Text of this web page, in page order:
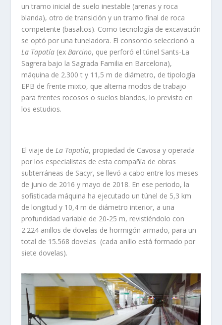
un tramo inicial de suelo inestable (arenas y roca
blanda), otro de transición y un tramo final de roca
competente (basaltos). Como tecnología de excavación
se optó por una tuneladora. El consorcio seleccionó a
La Tapatía(ex Barcino, que perforó el túnel Sants-La
Sagrera bajo la Sagrada Familia en Barcelona),
máquina de 2.300 t y 11,5 m de diámetro, de tipología
EPB de frente mixto, que alterna modos de trabajo
para frentes rocosos o suelos blandos, lo previsto en
los estudios.
El viaje de La Tapatía, propiedad de Cavosa y operada
por los especialistas de esta compañía de obras
subterráneas de Sacyr, se llevó a cabo entre los meses
de junio de 2016 y mayo de 2018. En ese periodo, la
sofisticada máquina ha ejecutado un túnel de 5,3 km
de longitud y 10,4 m de diámetro interior, a una
profundidad variable de 20-25 m, revistiéndolo con
2.224 anillos de dovelas de hormigón armado, para un
total de 15.568 dovelas (cada anillo está formado por
siete dovelas).